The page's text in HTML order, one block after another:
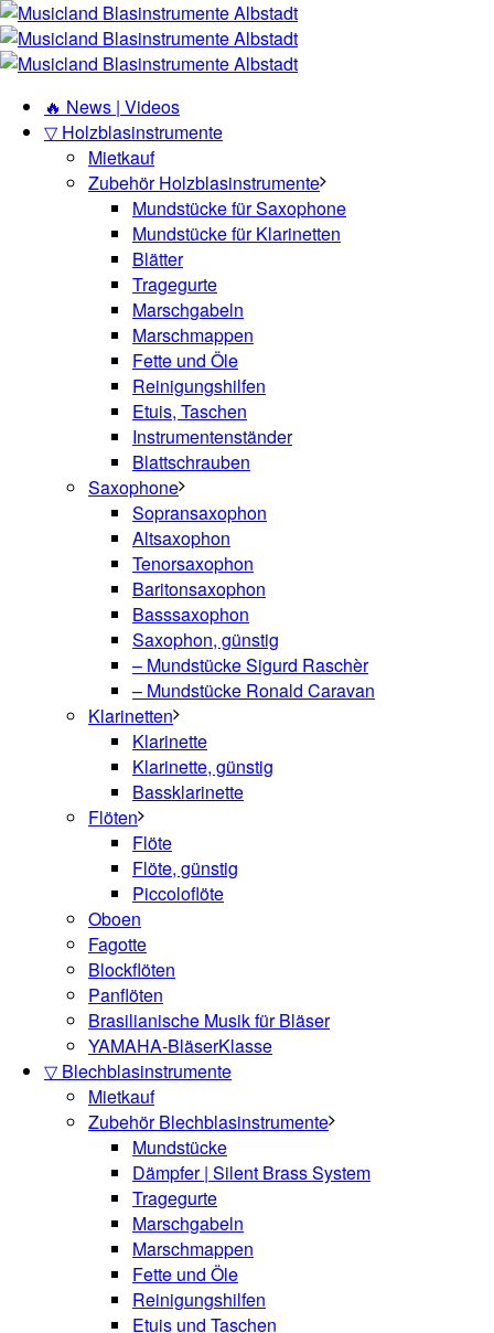
🔥 News | Videos
▽ Holzblasinstrumente
Mietkauf
Zubehör Holzblasinstrumente
Mundstücke für Saxophone
Mundstücke für Klarinetten
Blätter
Tragegurte
Marschgabeln
Marschmappen
Fette und Öle
Reinigungshilfen
Etuis, Taschen
Instrumentenständer
Blattschrauben
Saxophone
Sopransaxophon
Altsaxophon
Tenorsaxophon
Baritonsaxophon
Basssaxophon
Saxophon, günstig
– Mundstücke Sigurd Raschèr
– Mundstücke Ronald Caravan
Klarinetten
Klarinette
Klarinette, günstig
Bassklarinette
Flöten
Flöte
Flöte, günstig
Piccoloflöte
Oboen
Fagotte
Blockflöten
Panflöten
Brasilianische Musik für Bläser
YAMAHA-BläserKlasse
▽ Blechblasinstrumente
Mietkauf
Zubehör Blechblasinstrumente
Mundstücke
Dämpfer | Silent Brass System
Tragegurte
Marschgabeln
Marschmappen
Fette und Öle
Reinigungshilfen
Etuis und Taschen